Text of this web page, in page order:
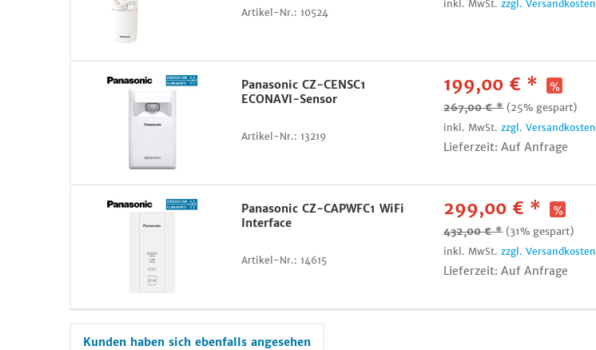
Artikel-Nr.: 10524
inkl. MwSt.zzgl. Versandkosten
Panasonic CZ-CENSC1
ECONAVI-Sensor
Artikel-Nr.: 13219
199,00 € *
267,00 € * (25% gespart)
inkl. MwSt.zzgl. Versandkosten
Lieferzeit: Auf Anfrage
Panasonic CZ-CAPWFC1 WiFi
Interface
Artikel-Nr.: 14615
299,00 € *
432,00 € * (31% gespart)
inkl. MwSt.zzgl. Versandkosten
Lieferzeit: Auf Anfrage
Kunden haben sich ebenfalls angesehen